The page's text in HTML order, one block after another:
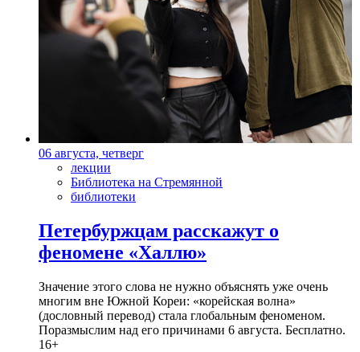
06 августа, четверг
лекции
Библиотека на Стремянной
библиотеки
Петербуржцам расскажут о
феномене «Халлю»
Значение этого слова не нужно объяснять уже очень
многим вне Южной Кореи: «корейская волна»
(дословный перевод) стала глобальным феноменом.
Поразмыслим над его причинами 6 августа. Бесплатно.
16+